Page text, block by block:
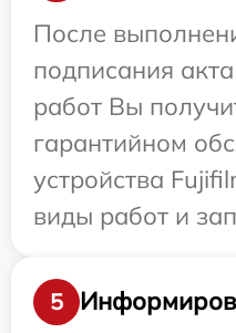
После
подписания
работ Вы
гарантийном
устройства
виды работ и
5